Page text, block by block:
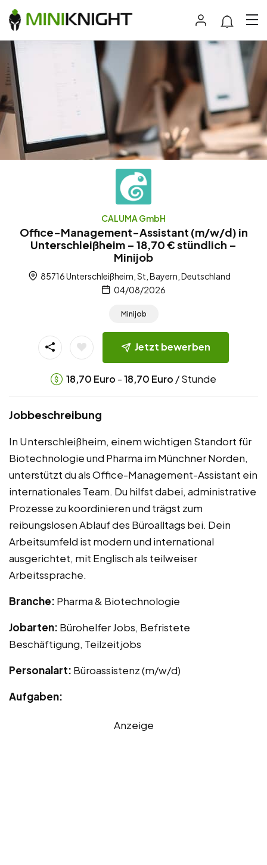
CALUMA GmbH
Office-Management-Assistant (m/w/d) in
Unterschleißheim – 18,70 € stündlich –
Minijob
85716 Unterschleißheim, St, Bayern, Deutschland
04/08/2026
Minijob
Jetzt bewerben
18,70 Euro -18,70 Euro / Stunde
Jobbeschreibung
In Unterschleißheim, einem wichtigen Standort für
Biotechnologie und Pharma im Münchner Norden,
unterstützt du als Office-Management-Assistant ein
internationales Team. Du hilfst dabei, administrative
Prozesse zu koordinieren und trägst zum
reibungslosen Ablauf des Büroalltags bei. Dein
Arbeitsumfeld ist modern und international
ausgerichtet, mit Englisch als teilweiser
Arbeitssprache.
Branche: Pharma & Biotechnologie
Jobarten: Bürohelfer Jobs, Befristete
Beschäftigung, Teilzeitjobs
Personalart: Büroassistenz (m/w/d)
Aufgaben:
Anzeige